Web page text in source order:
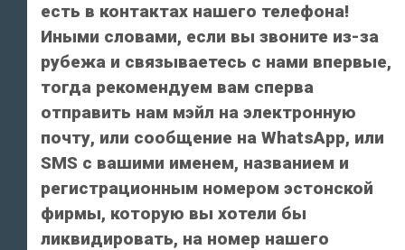
есть в контактах нашего телефона!
Иными словами, если вы звоните из-за
рубежа и связываетесь с нами впервые,
тогда рекомендуем вам сперва
отправить нам мэйл на электронную
почту, или сообщение на WhatsApp, или
SMS с вашими именем, названием и
регистрационным номером эстонской
фирмы, которую вы хотели бы
ликвидировать, на номер нашего